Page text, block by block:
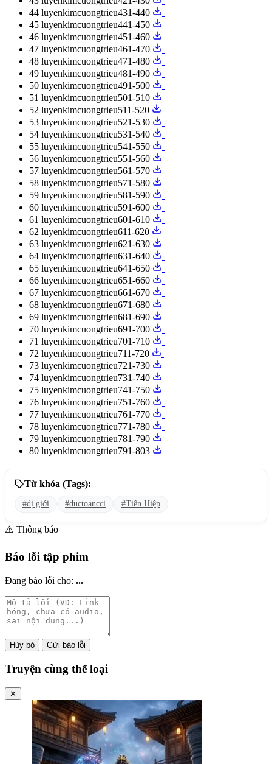
44 luyenkimcuongtrieu431-440
45 luyenkimcuongtrieu441-450
46 luyenkimcuongtrieu451-460
47 luyenkimcuongtrieu461-470
48 luyenkimcuongtrieu471-480
49 luyenkimcuongtrieu481-490
50 luyenkimcuongtrieu491-500
51 luyenkimcuongtrieu501-510
52 luyenkimcuongtrieu511-520
53 luyenkimcuongtrieu521-530
54 luyenkimcuongtrieu531-540
55 luyenkimcuongtrieu541-550
56 luyenkimcuongtrieu551-560
57 luyenkimcuongtrieu561-570
58 luyenkimcuongtrieu571-580
59 luyenkimcuongtrieu581-590
60 luyenkimcuongtrieu591-600
61 luyenkimcuongtrieu601-610
62 luyenkimcuongtrieu611-620
63 luyenkimcuongtrieu621-630
64 luyenkimcuongtrieu631-640
65 luyenkimcuongtrieu641-650
66 luyenkimcuongtrieu651-660
67 luyenkimcuongtrieu661-670
68 luyenkimcuongtrieu671-680
69 luyenkimcuongtrieu681-690
70 luyenkimcuongtrieu691-700
71 luyenkimcuongtrieu701-710
72 luyenkimcuongtrieu711-720
73 luyenkimcuongtrieu721-730
74 luyenkimcuongtrieu731-740
75 luyenkimcuongtrieu741-750
76 luyenkimcuongtrieu751-760
77 luyenkimcuongtrieu761-770
78 luyenkimcuongtrieu771-780
79 luyenkimcuongtrieu781-790
80 luyenkimcuongtrieu791-803
Từ khóa (Tags):
#dị giới #ductoancci #Tiên Hiệp
⚠️ Thông báo
Báo lỗi tập phim
Đang báo lỗi cho: ...
Hủy bỏ Gửi báo lỗi
Truyện cùng thể loại
✕